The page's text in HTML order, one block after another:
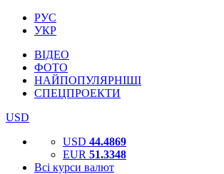
РУС
УКР
ВІДЕО
ФОТО
НАЙПОПУЛЯРНІШІ
СПЕЦПРОЕКТИ
USD
USD 44.4869
EUR 51.3348
Всі курси валют